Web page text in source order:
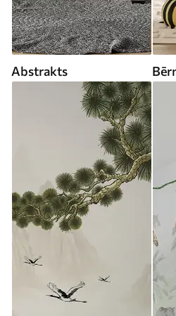
Abstrakts